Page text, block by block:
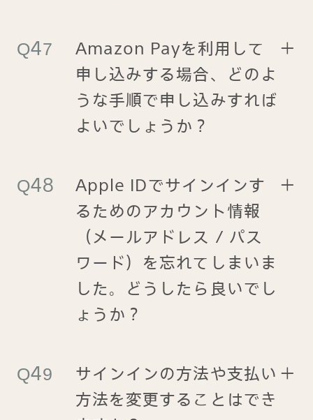
Amazon Payを利用して
申し込みする場合、どのよ
うな手順で申し込みすれば
よいでしょうか？
＋
Apple IDでサインインす
るためのアカウント情報
（メールアドレス / パス
ワード）を忘れてしまいま
した。どうしたら良いでし
ょうか？
＋
サインインの方法や支払い
方法を変更することはでき
＋